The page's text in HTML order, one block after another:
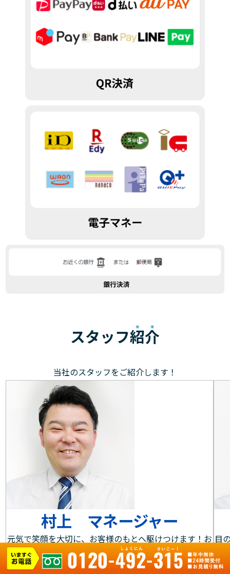
スタッフ紹介
当社のスタッフをご紹介します！
村上 マネージャー
元気で笑顔を大切に、お客様のもとへ駆けつけます！お
客様にとって身近な存在であることを大切にし、水まわ
りのお悩みやご要望に素早く対応します。水回りのお困
目
る